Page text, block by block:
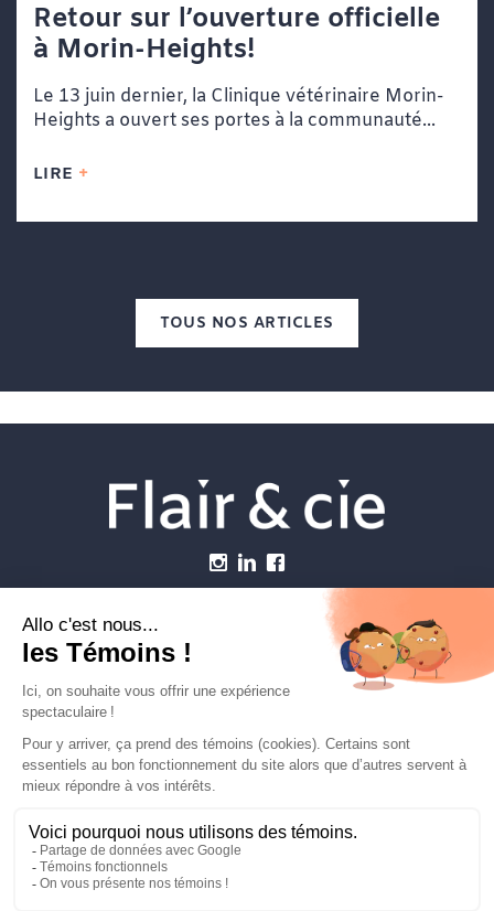
Retour sur l’ouverture officielle
à Morin-Heights!
Le 13 juin dernier, la Clinique vétérinaire Morin-
Heights a ouvert ses portes à la communauté...
LIRE
TOUS NOS ARTICLES
Établissements vétérinaires
Carrière
Contactez-nous
FLAIRETCIE © 2026